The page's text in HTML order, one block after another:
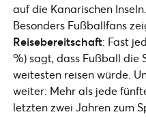
auf die Kanarischen Inseln.
Besonders Fußballfans
Reisebereitschaft: Fast
%) sagt, dass Fußball die
weitesten reisen würde.
weiter: Mehr als jede
letzten zwei Jahren zum